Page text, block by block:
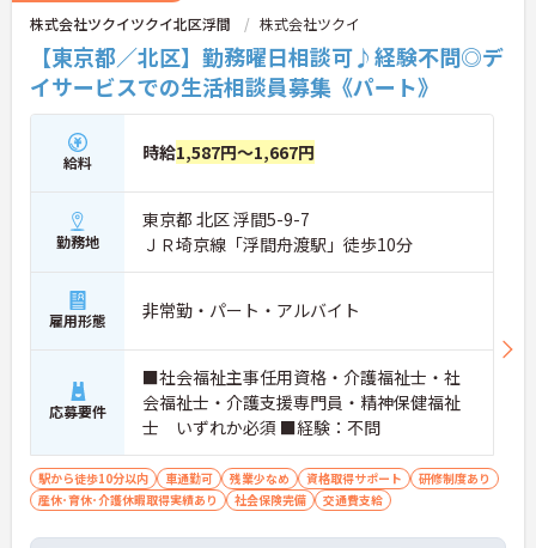
株式会社ツクイツクイ北区浮間 株式会社ツクイ
【東京都／北区】勤務曜日相談可♪経験不問◎デ
イサービスでの生活相談員募集《パート》
給料 時給1,587円～1,667円
勤務地
東京都 北区 浮間5-9-7
ＪＲ埼京線「浮間舟渡駅」徒歩10分
雇用形態 非常勤・パート・アルバイト
応募要件
■社会福祉主事任用資格・介護福祉士・社
会福祉士・介護支援専門員・精神保健福祉
士 いずれか必須 ■経験：不問
駅から徒歩10分以内 車通勤可 残業少なめ 資格取得サポート
研修制度あり
産休･育休･介護休暇取得実績あり
社会保険完備 交通費支給